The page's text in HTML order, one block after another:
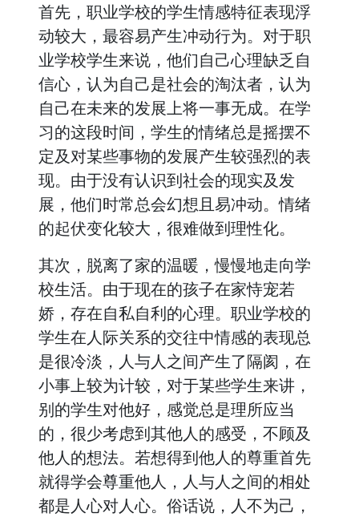
首先，职业学校的学生情感特征表现浮
动较大，最容易产生冲动行为。对于职
业学校学生来说，他们自己心理缺乏自
信心，认为自己是社会的淘汰者，认为
自己在未来的发展上将一事无成。在学
习的这段时间，学生的情绪总是摇摆不
定及对某些事物的发展产生较强烈的表
现。由于没有认识到社会的现实及发
展，他们时常总会幻想且易冲动。情绪
的起伏变化较大，很难做到理性化。
其次，脱离了家的温暖，慢慢地走向学
校生活。由于现在的孩子在家恃宠若
娇，存在自私自利的心理。职业学校的
学生在人际关系的交往中情感的表现总
是很冷淡，人与人之间产生了隔阂，在
小事上较为计较，对于某些学生来讲，
别的学生对他好，感觉总是理所应当
的，很少考虑到其他人的感受，不顾及
他人的想法。若想得到他人的尊重首先
就得学会尊重他人，人与人之间的相处
都是人心对人心。俗话说，人不为己，